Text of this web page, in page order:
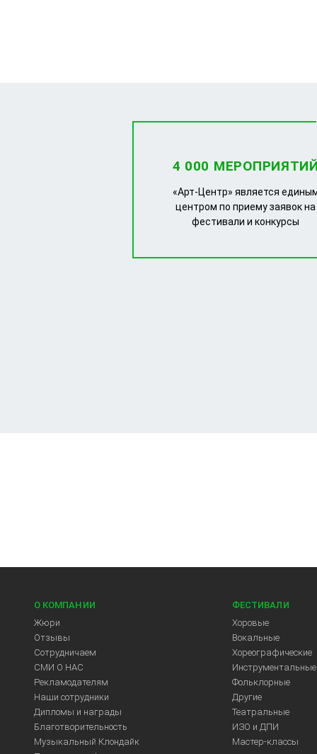
4 000
«Арт-Центр» является
центром по приему заявок на
фестивали и конкурсы
О КОМПАНИИ
Жюри
Отзывы
Сотрудничаем
СМИ О НАС
Рекламодателям
Наши сотрудники
Дипломы и награды
Благотворительность
Музыкальный Клондайк
ФЕСТИВАЛИ
Хоровые
Вокальные
Хореографические
Инструментальные
Фольклорные
Другие
Театральные
ИЗО и ДПИ
Мастер-классы
Арт-Центр